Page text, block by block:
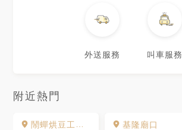
外送服務 叫車服務
附近熱門
鬧蟬烘豆工作室 基隆廟口